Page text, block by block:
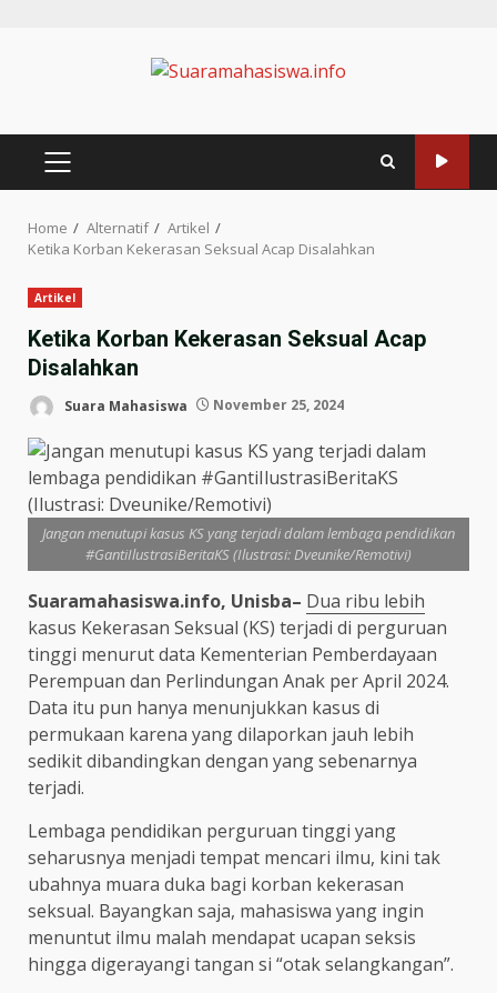
Home Alternatif
Artikel
Ketika Korban Kekerasan Seksual Acap Disalahkan
Artikel
Ketika Korban Kekerasan Seksual Acap
Disalahkan
Suara Mahasiswa November 25, 2024
Jangan menutupi kasus KS yang terjadi dalam lembaga pendidikan
#GantiIlustrasiBeritaKS (Ilustrasi: Dveunike/Remotivi)
Suaramahasiswa.info, Unisba– Dua ribu lebih
kasus Kekerasan Seksual (KS) terjadi di perguruan
tinggi menurut data Kementerian Pemberdayaan
Perempuan dan Perlindungan Anak per April 2024.
Data itu pun hanya menunjukkan kasus di
permukaan karena yang dilaporkan jauh lebih
sedikit dibandingkan dengan yang sebenarnya
terjadi.
Lembaga pendidikan perguruan tinggi yang
seharusnya menjadi tempat mencari ilmu, kini tak
ubahnya muara duka bagi korban kekerasan
seksual. Bayangkan saja, mahasiswa yang ingin
menuntut ilmu malah mendapat ucapan seksis
hingga digerayangi tangan si “otak selangkangan”.